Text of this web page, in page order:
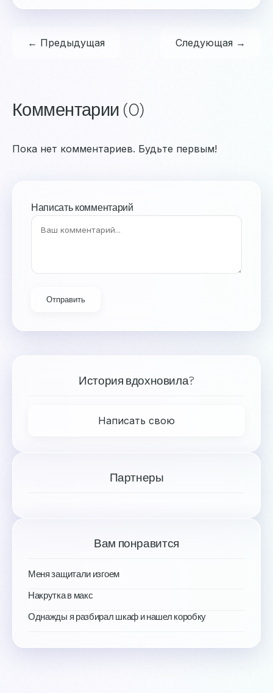
← Предыдущая Следующая →
Комментарии (0)
Пока нет комментариев. Будьте первым!
Написать комментарий
Отправить
История вдохновила?
Написать свою
Партнеры
Вам понравится
Меня защитали изгоем
Накрутка в макс
Однажды я разбирал шкаф и нашел коробку